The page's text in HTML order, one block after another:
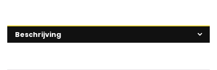
Beschrijving